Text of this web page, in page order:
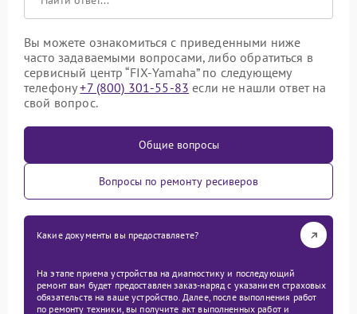
Вы можете ознакомиться с приведенными ниже
часто задаваемыми вопросами, либо обратиться в
сервисный центр “FIX-Yamaha” по следующему
телефону+7 (800) 301-55-83 если не нашли ответ на
свой вопрос.
Общие вопросы
Вопросы по ремонту ресиверов
Какие документы вы предоставляете?
На этапе приема устройства на диагностику и последующий
ремонт вам будет предоставлен заказ-наряд с указанием страховых
обязательств на ваше устройство. Далее, после выполнения работ
по ремонту техники, вы получите акт выполненных работ и